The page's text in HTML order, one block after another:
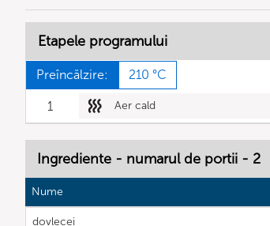
Etapele programului
Preîncălzire: 210 °C
1 Aer cald
Ingrediente - numarul de portii - 2
Nume
dovlecei